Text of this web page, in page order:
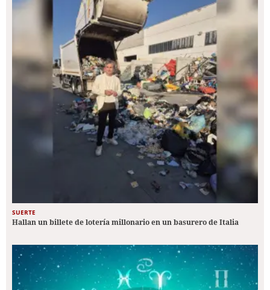
SUERTE
Hallan un billete de lotería millonario en un basurero de Italia